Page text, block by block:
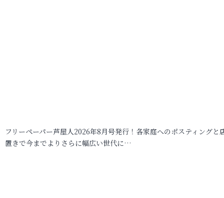
フリーペーパー芦屋人2026年8月号発行！各家庭へのポスティングと
置きで今までよりさらに幅広い世代に…